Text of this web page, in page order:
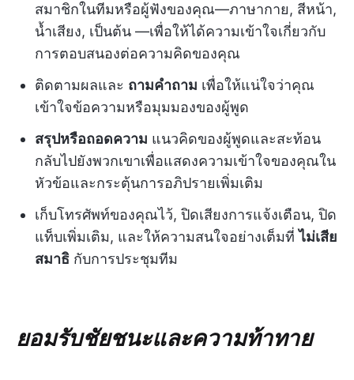
สมาชิกในทีมหรือผู้ฟังของคุณ—ภาษากาย, สีหน้า,
น้ำเสียง, เป็นต้น —เพื่อให้ได้ความเข้าใจเกี่ยวกับ
การตอบสนองต่อความคิดของคุณ
ติดตามผลและ ถามคำถาม เพื่อให้แน่ใจว่าคุณ
เข้าใจข้อความหรือมุมมองของผู้พูด
สรุปหรือถอดความ แนวคิดของผู้พูดและสะท้อน
กลับไปยังพวกเขาเพื่อแสดงความเข้าใจของคุณใน
หัวข้อและกระตุ้นการอภิปรายเพิ่มเติม
เก็บโทรศัพท์ของคุณไว้, ปิดเสียงการแจ้งเตือน, ปิด
แท็บเพิ่มเติม, และให้ความสนใจอย่างเต็มที่ไม่เสีย
สมาธิ กับการประชุมทีม
ยอมรับชัยชนะและความท้าทาย